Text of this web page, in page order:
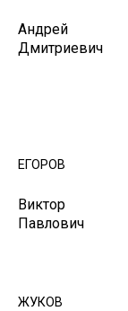
Андрей
Дмитриевич
ЕГОРОВ
Виктор
Павлович
ЖУКОВ